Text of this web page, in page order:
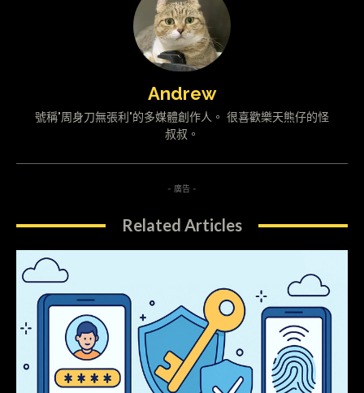
Andrew
號稱"周身刀無張利"的多媒體創作人。 很喜歡樂天熊仔的怪
叔叔。
- 廣告 -
Related Articles